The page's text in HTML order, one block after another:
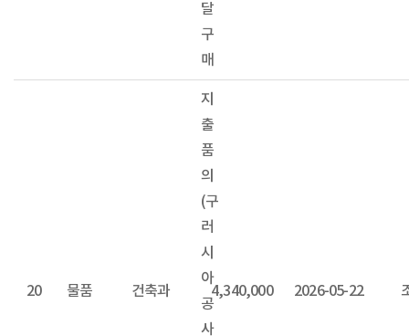
달
구
매
20 물품 건축과
지
출
품
의
(구
러
시
아
공
사
4,340,000 2026-05-22